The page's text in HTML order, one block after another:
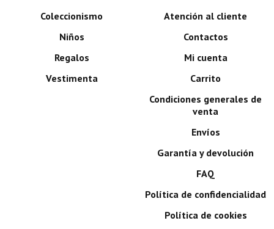
Coleccionismo
Niños
Regalos
Vestimenta
Atención al cliente
Contactos
Mi cuenta
Carrito
Condiciones generales de
venta
Envíos
Garantía y devolución
FAQ
Política de confidencialidad
Política de cookies